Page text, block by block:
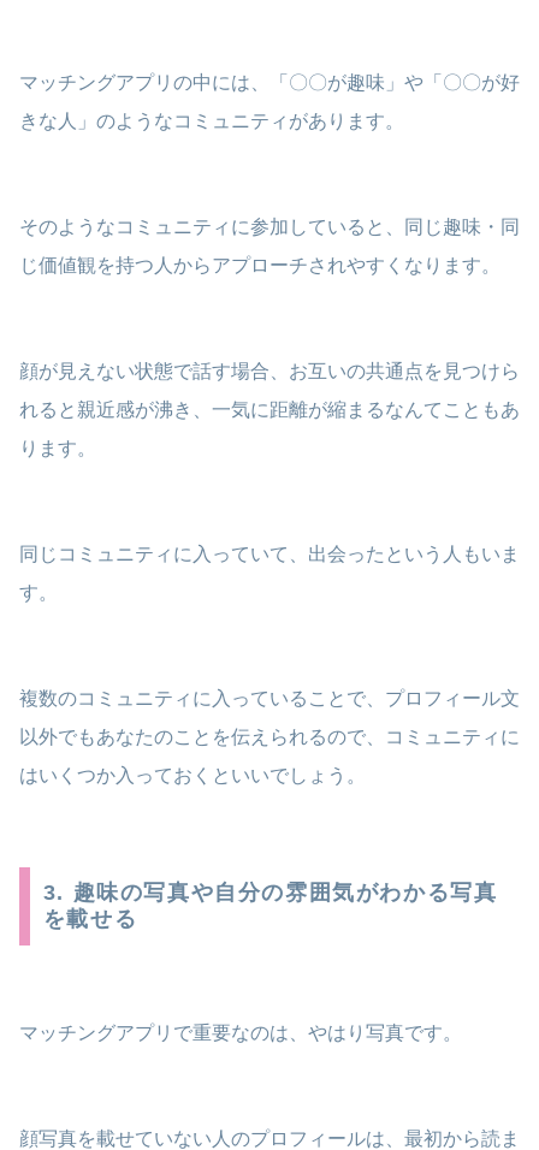
マッチングアプリの中には、「〇〇が趣味」や「〇〇が好
きな人」のようなコミュニティがあります。
そのようなコミュニティに参加していると、同じ趣味・同
じ価値観を持つ人からアプローチされやすくなります。
顔が見えない状態で話す場合、お互いの共通点を見つけら
れると親近感が沸き、一気に距離が縮まるなんてこともあ
ります。
同じコミュニティに入っていて、出会ったという人もいま
す。
複数のコミュニティに入っていることで、プロフィール文
以外でもあなたのことを伝えられるので、コミュニティに
はいくつか入っておくといいでしょう。
3. 趣味の写真や自分の雰囲気がわかる写真
を載せる
マッチングアプリで重要なのは、やはり写真です。
顔写真を載せていない人のプロフィールは、最初から読ま